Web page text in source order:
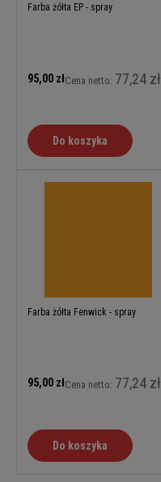
Farba żółta EP - spray
95,00 złCena netto: 77,24 zł
Do koszyka
Farba żółta Fenwick - spray
95,00 złCena netto: 77,24 zł
Do koszyka